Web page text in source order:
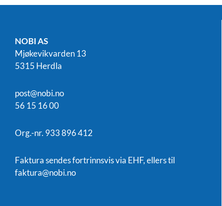
NOBI AS
Mjøkevikvarden 13
5315 Herdla
post@nobi.no
56 15 16 00
Org.-nr. 933 896 412
Faktura sendes fortrinnsvis via EHF, ellers til
faktura@nobi.no